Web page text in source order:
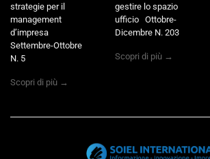
strategie per il
management
d’impresa
Settembre-Ottobre
N. 5
Scopri di più →
gestire lo spazio
ufficio Ottobre-
Dicembre N. 203
Scopri di più →